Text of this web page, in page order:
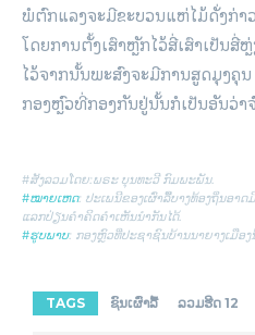
ພໍຕົກແລງຈະມີຂະບວນແຫ່ໄມ້ດັ່ງກ່າ
ໂດຍການຕັ້ງເສົາຫຼັກໄວ້ສີ່ເສົາເປັນສີ່
ໄວ້ຈາກນັ້ນພະສົງຈະມີການສູດມຸງຄຸ
ກອງຫຼົວທີ່ກອງກັນຢູ່ນັ້ນກໍເປັນອັນວ່າ
#ສັງລວມໂດຍ:ພຣະ ບຸນທະວີ ກົມພະພັນ.
#ໝາຍເຫດ: ປະເພນີຂອງເຜົ່າລື້ບາງທ້ອງຖິ່ນອາ
ແລກປ່ຽນຄຳຄິດຄຳເຫັນນຳກັນໄດ້.
#ຮູບພາບ: ກອງຫຼົວທີ່ປະຊາຊົນບ້ານນາຍາງເມືອ
TAGS ຊົນເຜົ່າລື້ ລວມຮີດ 12